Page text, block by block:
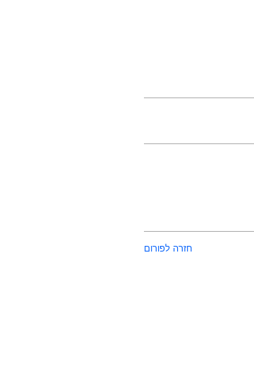
חזרה לפורום